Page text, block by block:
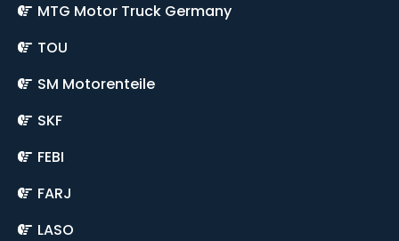
MTG Motor Truck Germany
TOU
SM Motorenteile
SKF
FEBI
FARJ
LASO